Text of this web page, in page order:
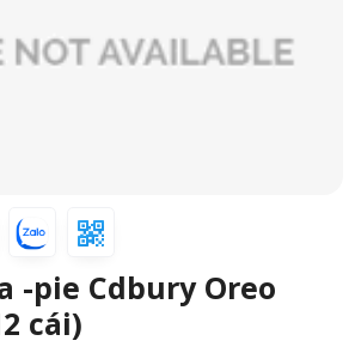
-pie Cdbury Oreo
cái)